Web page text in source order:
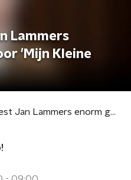
Lammers
'Mijn Kleine
Mystery guest Jan Lammers enorm geraakt door 'Mijn Kleine Presidentje'